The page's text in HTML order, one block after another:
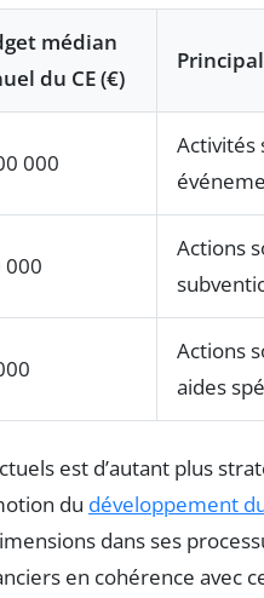
médian
du CE (€)
000
Activités
000
Actions
Actions
aides
est d’autant plus
du développement
dans ses
en cohérence avec